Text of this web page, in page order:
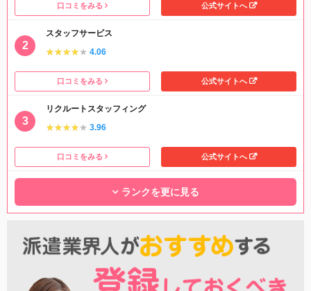
口コミをみる 公式サイトへ
スタッフサービス
★★★★★
★★★★★ 4.06
口コミをみる 公式サイトへ
リクルートスタッフィング
★★★★★
★★★★★ 3.96
口コミをみる 公式サイトへ
ランクを更に見る